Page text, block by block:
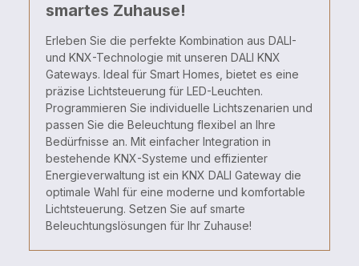
smartes Zuhause!
Erleben Sie die perfekte Kombination aus DALI-
und KNX-Technologie mit unseren DALI KNX
Gateways. Ideal für Smart Homes, bietet es eine
präzise Lichtsteuerung für LED-Leuchten.
Programmieren Sie individuelle Lichtszenarien und
passen Sie die Beleuchtung flexibel an Ihre
Bedürfnisse an. Mit einfacher Integration in
bestehende KNX-Systeme und effizienter
Energieverwaltung ist ein KNX DALI Gateway die
optimale Wahl für eine moderne und komfortable
Lichtsteuerung. Setzen Sie auf smarte
Beleuchtungslösungen für Ihr Zuhause!